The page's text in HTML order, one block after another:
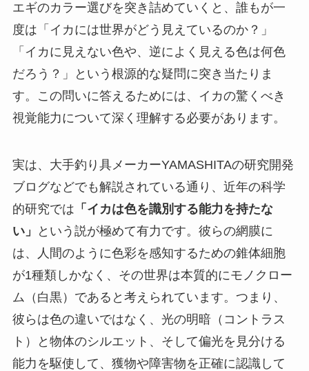
エギのカラー選びを突き詰めていくと、誰もが一
度は「イカには世界がどう見えているのか？」
「イカに見えない色や、逆によく見える色は何色
だろう？」という根源的な疑問に突き当たりま
す。この問いに答えるためには、イカの驚くべき
視覚能力について深く理解する必要があります。
実は、大手釣り具メーカーYAMASHITAの研究開発
ブログなどでも解説されている通り、近年の科学
的研究では 「イカは色を識別する能力を持たな
い」
という説が極めて有力です。彼らの網膜に
は、人間のように色彩を感知するための錐体細胞
が1種類しかなく、その世界は本質的にモノクロー
ム（白黒）であると考えられています。つまり、
彼らは色の違いではなく、 光の明暗（コントラス
ト）と物体のシルエット、そして偏光を見分ける
能力を駆使して、獲物や障害物を正確に認識して